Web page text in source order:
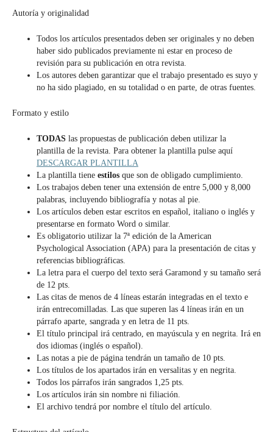
Autoría y originalidad
Todos los artículos presentados deben ser originales y no deben
haber sido publicados previamente ni estar en proceso de
revisión para su publicación en otra revista.
Los autores deben garantizar que el trabajo presentado es suyo y
no ha sido plagiado, en su totalidad o en parte, de otras fuentes.
Formato y estilo
TODAS las propuestas de publicación deben utilizar la
plantilla de la revista. Para obtener la plantilla pulse aquí
DESCARGAR PLANTILLA
La plantilla tiene estilosque son de obligado cumplimiento.
Los trabajos deben tener una extensión de entre 5,000 y 8,000
palabras, incluyendo bibliografía y notas al pie.
Los artículos deben estar escritos en español, italiano o inglés y
presentarse en formato Word o similar.
Es obligatorio utilizar la 7ª edición de la American
Psychological Association (APA) para la presentación de citas y
referencias bibliográficas.
La letra para el cuerpo del texto será Garamond y su tamaño será
de 12 pts.
Las citas de menos de 4 líneas estarán integradas en el texto e
irán entrecomilladas. Las que superen las 4 líneas irán en un
párrafo aparte, sangrada y en letra de 11 pts.
El título principal irá centrado, en mayúscula y en negrita. Irá en
dos idiomas (inglés o español).
Las notas a pie de página tendrán un tamaño de 10 pts.
Los títulos de los apartados irán en versalitas y en negrita.
Todos los párrafos irán sangrados 1,25 pts.
Los artículos irán sin nombre ni filiación.
El archivo tendrá por nombre el título del artículo.